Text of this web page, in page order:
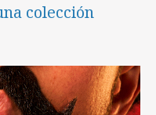
colección